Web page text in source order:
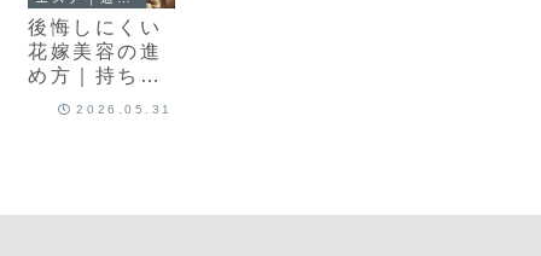
後悔しにくい
花嫁美容の進
め方｜持ち込
み・キャンセ
2026.05.31